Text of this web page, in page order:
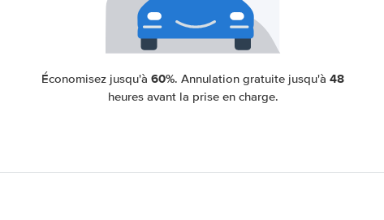
Économisez jusqu'à60%. Annulation gratuite jusqu'à48
heures avant la prise en charge.